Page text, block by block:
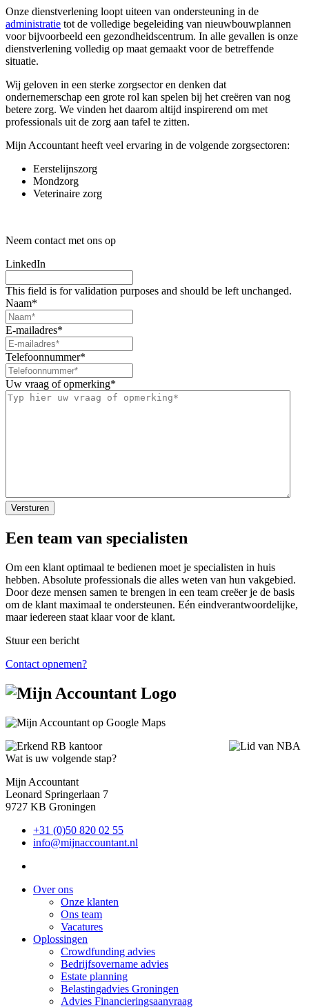
Onze dienstverlening loopt uiteen van ondersteuning in de
administratie tot de volledige begeleiding van nieuwbouwplannen
voor bijvoorbeeld een gezondheidscentrum. In alle gevallen is onze
dienstverlening volledig op maat gemaakt voor de betreffende
situatie.
Wij geloven in een sterke zorgsector en denken dat
ondernemerschap een grote rol kan spelen bij het creëren van nog
betere zorg. We vinden het daarom altijd inspirerend om met
professionals uit de zorg aan tafel te zitten.
Mijn Accountant heeft veel ervaring in de volgende zorgsectoren:
Eerstelijnszorg
Mondzorg
Veterinaire zorg
Neem contact met ons op
LinkedIn
This field is for validation purposes and should be left unchanged.
Naam*
E-mailadres*
Telefoonnummer*
Uw vraag of opmerking*
Een team van specialisten
Om een klant optimaal te bedienen moet je specialisten in huis
hebben. Absolute professionals die alles weten van hun vakgebied.
Door deze mensen samen te brengen in een team creëer je de basis
om de klant maximaal te ondersteunen. Eén eindverantwoordelijke,
maar iedereen staat klaar voor de klant.
Stuur een bericht
Contact opnemen?
Wat is uw volgende stap?
Mijn Accountant
Leonard Springerlaan 7
9727 KB Groningen
+31 (0)50 820 02 55
info@mijnaccountant.nl
Over ons
Onze klanten
Ons team
Vacatures
Oplossingen
Crowdfunding advies
Bedrijfsovername advies
Estate planning
Belastingadvies Groningen
Advies Financieringsaanvraag